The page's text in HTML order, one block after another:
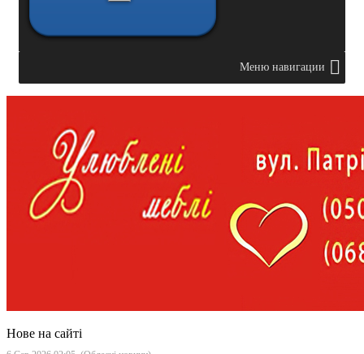
Меню навигации
Нове на сайті